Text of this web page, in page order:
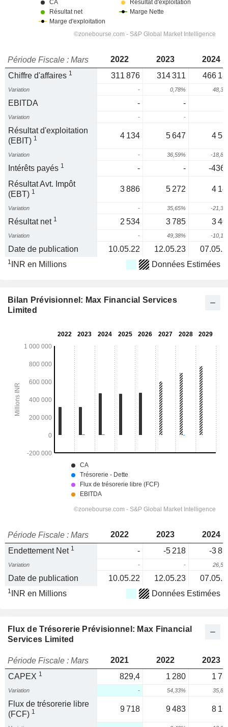
Période Fiscale : Mars 2022 2023
2024
Chiffre d'affaires 1 311 876 314 311 466
Variation - 0,78%
EBITDA - -
Variation - -
Résultat d'exploitation
(EBIT) 1 4 134 5 647 4
Variation - 36,59% -
Intérêts payés 1 - -
-
Résultat Avt. Impôt
(EBT) 1 3 886 5 272 4
Variation - 35,65% -
Résultat net 1 2 534 3 785 3
Variation - 49,38% -
Date de publication 10.05.22 12.05.23
1 INR en Millions Données Estimées
Bilan Prévisionnel: Max Financial Services
Limited
Période Fiscale : Mars 2022 2023
2024
Endettement Net 1 - -5 218 -3
Variation - -
Date de publication 10.05.22 12.05.23
1 INR en Millions Données Estimées
Flux de Trésorerie Prévisionnel: Max Financial
Services Limited
Période Fiscale : Mars 2021 2022
2023
CAPEX 1 829,4 1 280 1
Variation - 54,33%
Flux de trésorerie libre
(FCF) 1 9 718 9 483 8